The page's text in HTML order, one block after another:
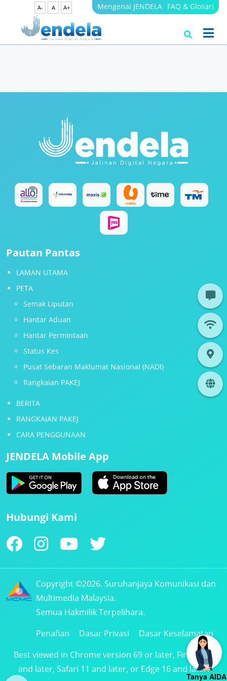
A- A A+ Mengenai JENDELA FAQ & Glosari
Search Results
Pautan Pantas
LAMAN UTAMA
PETA
Semak Liputan
Hantar Aduan
Hantar Permintaan
Status Kes
Pusat Sebaran Maklumat Nasional (NADI)
Rangkaian PAKEJ
BERITA
RANGKAIAN PAKEJ
CARA PENGGUNAAN
JENDELA Mobile App
Hubungi Kami
Copyright ©2026. Suruhanjaya Komunikasi dan
Multimedia Malaysia.
Semua Hakmilik Terpelihara.
Penafian
Dasar Privasi
Dasar Keselamatan
Best viewed in Chrome version 69 or later, Firefox 61
and later, Safari 11 and later, or Edge 16 and later.